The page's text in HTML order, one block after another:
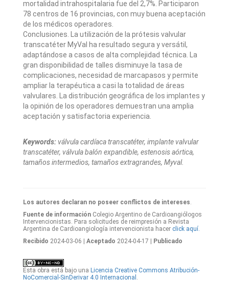
mortalidad intrahospitalaria fue del 2,7%. Participaron
78 centros de 16 provincias, con muy buena aceptación
de los médicos operadores.
Conclusiones. La utilización de la prótesis valvular
transcatéter MyVal ha resultado segura y versátil,
adaptándose a casos de alta complejidad técnica. La
gran disponibilidad de talles disminuye la tasa de
complicaciones, necesidad de marcapasos y permite
ampliar la terapéutica a casi la totalidad de áreas
valvulares. La distribución geográfica de los implantes y
la opinión de los operadores demuestran una amplia
aceptación y satisfactoria experiencia.
Keywords: válvula cardíaca transcatéter, implante valvular
transcatéter, válvula balón expandible, estenosis aórtica,
tamaños intermedios, tamaños extragrandes, Myval.
Los autores declaran no poseer conflictos de intereses.
Fuente de información Colegio Argentino de Cardioangiólogos
Intervencionistas. Para solicitudes de reimpresión a Revista
Argentina de Cardioangiología intervencionista hacer click aquí.
Recibido 2024-03-06 | Aceptado 2024-04-17 | Publicado
Esta obra está bajo una Licencia Creative Commons Atribución-
NoComercial-SinDerivar 4.0 Internacional .